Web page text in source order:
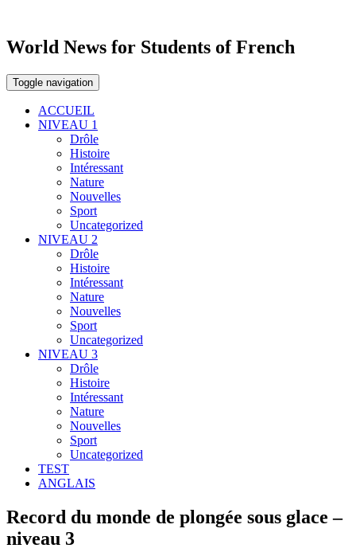
World News for Students of French
Toggle navigation
ACCUEIL
NIVEAU 1
Drôle
Histoire
Intéressant
Nature
Nouvelles
Sport
Uncategorized
NIVEAU 2
Drôle
Histoire
Intéressant
Nature
Nouvelles
Sport
Uncategorized
NIVEAU 3
Drôle
Histoire
Intéressant
Nature
Nouvelles
Sport
Uncategorized
TEST
ANGLAIS
Record du monde de plongée sous glace –
niveau 3